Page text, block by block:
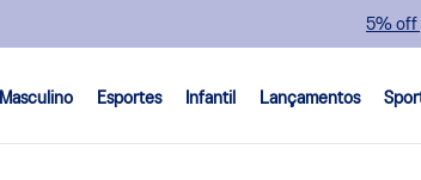
5% off
Masculino Esportes Infantil Lançamentos